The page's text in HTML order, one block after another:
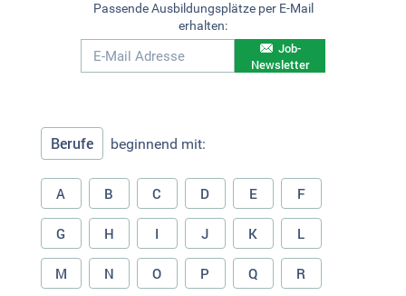
Passende Ausbildungsplätze per E-Mail
erhalten:
Job-
Newsletter
Berufe beginnend mit:
A B C D E F
G H I J K L
M N O P Q R